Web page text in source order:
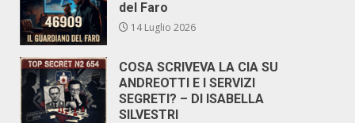
del Faro
14 Luglio 2026
COSA SCRIVEVA LA CIA SU
ANDREOTTI E I SERVIZI
SEGRETI? – DI ISABELLA
SILVESTRI